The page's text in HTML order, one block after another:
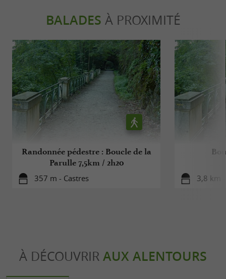
(CO), dont les succès animent passionnément
toute la ville.
BALADES À PROXIMITÉ
Randonnée pédestre : Boucle de la
Parulle 7,5km / 2h20
357 m - Castres 3,8 km
À DÉCOUVRIR AUX ALENTOURS